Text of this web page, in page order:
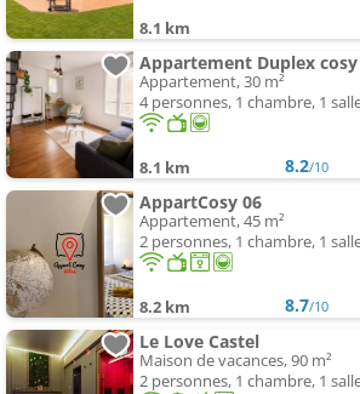
8.1 km
Appartement, 30 m²
4 personnes, 1 chambre, 1
8.1 km 8.2/10
AppartCosy 06
Appartement, 45 m²
2 personnes, 1 chambre, 1
8.2 km 8.7/10
Le Love Castel
Maison de vacances, 90 m²
2 personnes, 1 chambre, 1